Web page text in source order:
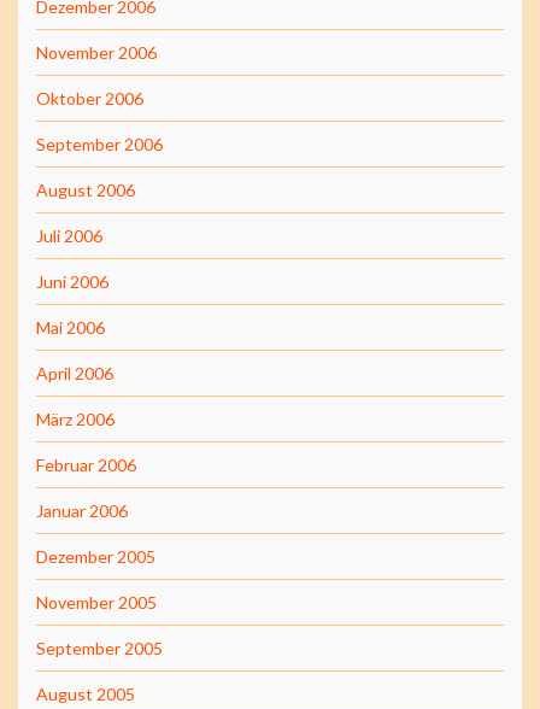
Dezember 2006
November 2006
Oktober 2006
September 2006
August 2006
Juli 2006
Juni 2006
Mai 2006
April 2006
März 2006
Februar 2006
Januar 2006
Dezember 2005
November 2005
September 2005
August 2005